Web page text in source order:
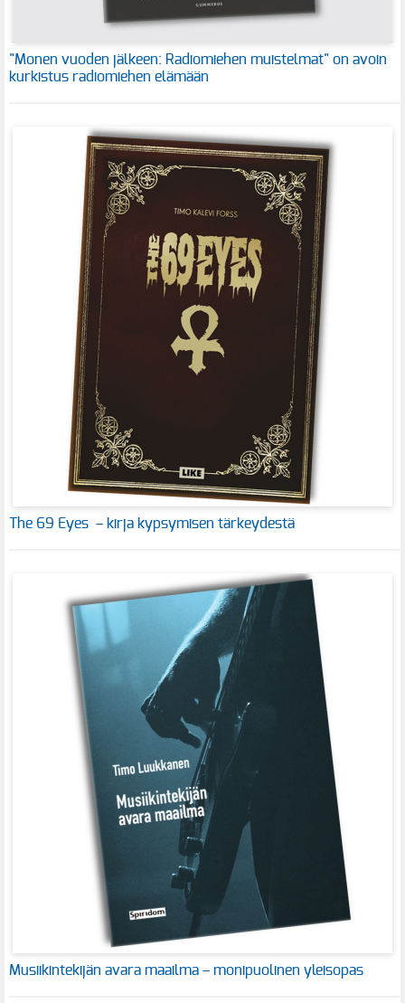
"Monen vuoden jälkeen: Radiomiehen muistelmat" on avoin
kurkistus radiomiehen elämään
The 69 Eyes – kirja kypsymisen tärkeydestä
Musiikintekijän avara maailma – monipuolinen yleisopas